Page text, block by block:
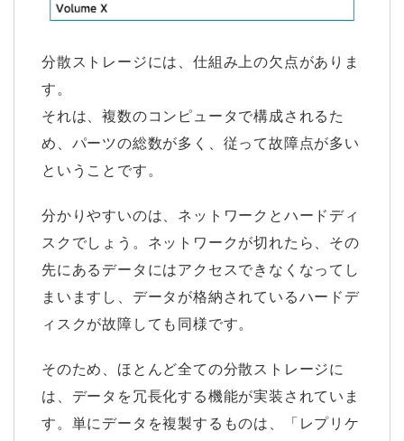
分散ストレージには、仕組み上の欠点がありま
す。
それは、複数のコンピュータで構成されるた
め、パーツの総数が多く、従って故障点が多い
ということです。
分かりやすいのは、ネットワークとハードディ
スクでしょう。ネットワークが切れたら、その
先にあるデータにはアクセスできなくなってし
まいますし、データが格納されているハードデ
ィスクが故障しても同様です。
そのため、ほとんど全ての分散ストレージに
は、データを冗長化する機能が実装されていま
す。単にデータを複製するものは、「レプリケ